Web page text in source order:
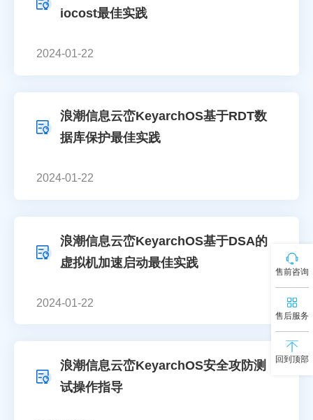
iocost最佳实践
2024-01-22
浪潮信息云峦KeyarchOS基于RDT数
据库保护最佳实践
2024-01-22
浪潮信息云峦KeyarchOS基于DSA的
虚拟机加速启动最佳实践
2024-01-22
浪潮信息云峦KeyarchOS安全攻防测
试操作指导
售前咨询
售后服务
回到顶部